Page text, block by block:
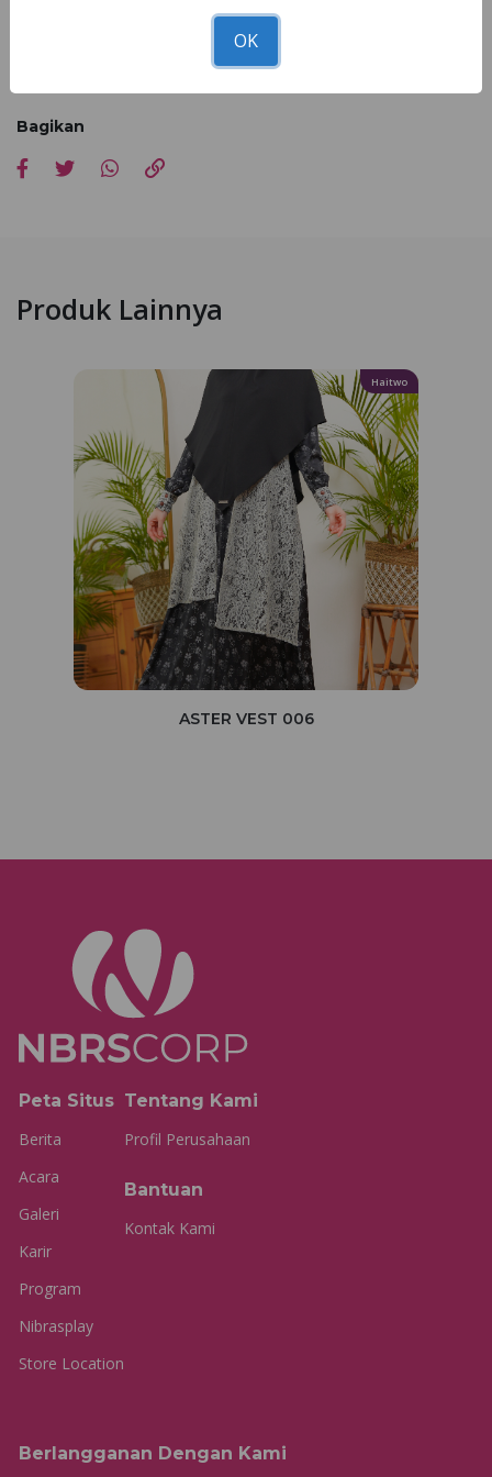
*Kesesuaian foto dan asli 90 - 100% dipengaruhi faktor cahaya
Bagikan
Produk Lainnya
Haitwo
ASTER VEST 006
Peta Situs
Berita
Acara
Galeri
Karir
Program
Nibrasplay
Store Location
Tentang Kami
Profil Perusahaan
Bantuan
Kontak Kami
Berlangganan Dengan Kami
OK